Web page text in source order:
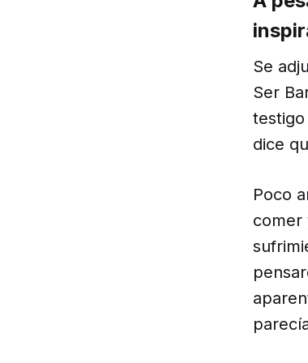
Se
Ser
testigo
dice
Poco
comer